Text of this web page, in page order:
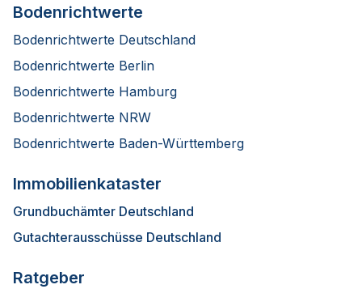
Bodenrichtwerte
Bodenrichtwerte Deutschland
Bodenrichtwerte Berlin
Bodenrichtwerte Hamburg
Bodenrichtwerte NRW
Bodenrichtwerte Baden-Württemberg
Immobilienkataster
Grundbuchämter Deutschland
Gutachterausschüsse Deutschland
Ratgeber